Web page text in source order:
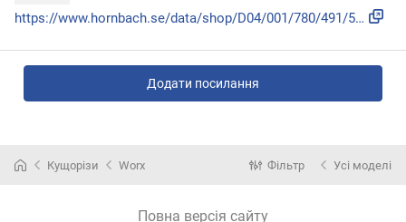
https://www.hornbach.se/data/shop/D04/001/780/491/507/919/4...
Додати посилання
Кущорізи Worx Фільтр Усі моделі
Повна версія сайту